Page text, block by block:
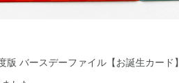
バースデーファイル【お誕生カード】